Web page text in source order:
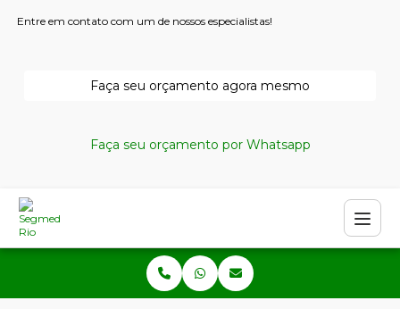
Entre em contato com um de nossos especialistas!
Faça seu orçamento agora mesmo
Faça seu orçamento por Whatsapp